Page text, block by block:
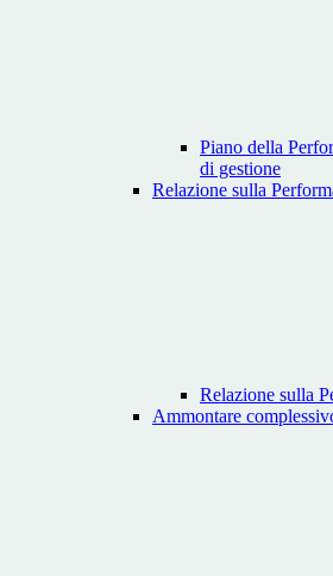
Piano della
di gestione
Relazione sulla
Relazione sulla
Ammontare